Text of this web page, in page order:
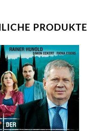
PRODUKTE